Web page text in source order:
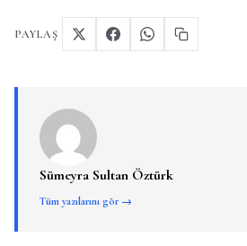
PAYLAŞ
Sümeyra Sultan Öztürk
Tüm yazılarını gör →